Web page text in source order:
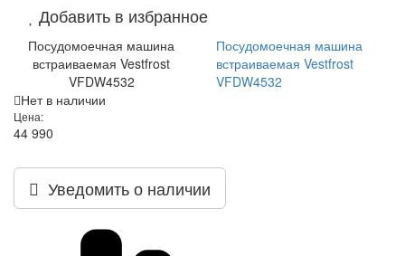
Добавить в избранное
Посудомоечная машина
встраиваемая Vestfrost
VFDW4532
Посудомоечная машина
встраиваемая Vestfrost
VFDW4532
Нет в наличии
Цена:
44 990
Уведомить о наличии